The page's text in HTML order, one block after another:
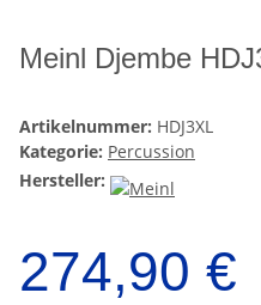
Meinl Djembe
Artikelnummer: HDJ3XL
Kategorie: Percussion
Hersteller:
274,90 €